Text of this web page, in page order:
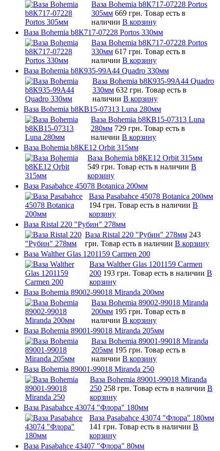
Ваза Bohemia b8К717-07228 Portos
305мм 669 грн. Товар есть в
наличии В корзину
Ваза Bohemia b8К717-07228 Portos 330мм
Ваза Bohemia b8К717-07228 Portos
330мм 617 грн. Товар есть в
наличии В корзину
Ваза Bohemia b8К935-99A44 Quadro 330мм
Ваза Bohemia b8К935-99A44 Quadro
330мм 632 грн. Товар есть в
наличии В корзину
Ваза Bohemia b8КB15-07313 Luna 280мм
Ваза Bohemia b8КB15-07313 Luna
280мм 729 грн. Товар есть в
наличии В корзину
Ваза Bohemia b8КE12 Orbit 315мм
Ваза Bohemia b8КE12 Orbit 315мм
549 грн. Товар есть в наличии В
корзину
Ваза Pasabahce 45078 Botanica 200мм
Ваза Pasabahce 45078 Botanica 200мм
194 грн. Товар есть в наличии В
корзину
Ваза Ristal 220 "Рубин" 278мм
Ваза Ristal 220 "Рубин" 278мм 243
грн. Товар есть в наличии В корзину
Ваза Walther Glas 1201159 Carmen 200
Ваза Walther Glas 1201159 Carmen
200 193 грн. Товар есть в наличии В
корзину
Ваза Bohemia 89002-99018 Miranda 200мм
Ваза Bohemia 89002-99018 Miranda
200мм 195 грн. Товар есть в
наличии В корзину
Ваза Bohemia 89001-99018 Miranda 205мм
Ваза Bohemia 89001-99018 Miranda
205мм 195 грн. Товар есть в
наличии В корзину
Ваза Bohemia 89001-99018 Miranda 250
Ваза Bohemia 89001-99018 Miranda
250 258 грн. Товар есть в наличии В
корзину
Ваза Pasabahce 43074 "Флора" 180мм
Ваза Pasabahce 43074 "Флора" 180мм
141 грн. Товар есть в наличии В
корзину
Ваза Pasabahce 43407 "Флора" 80мм